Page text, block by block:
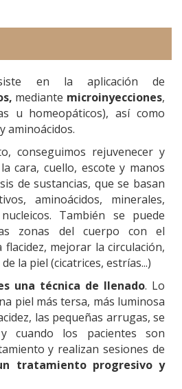
en la aplicación de
mediante microinyecciones,
u homeopáticos), así como
aminoácidos.
conseguimos rejuvenecer y
cara, cuello, escote y manos
de sustancias, que se basan
aminoácidos, minerales,
También se puede
zonas del cuerpo con el
mejorar la circulación,
la piel (cicatrices, estrías...)
una técnica de llenado. Lo
piel más tersa, más luminosa
las pequeñas arrugas, se
cuando los pacientes son
y realizan sesiones de
tratamiento progresivo y